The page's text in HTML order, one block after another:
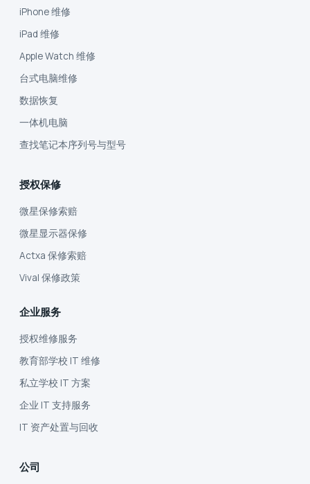
iPhone 维修
iPad 维修
Apple Watch 维修
台式电脑维修
数据恢复
一体机电脑
查找笔记本序列号与型号
授权保修
微星保修索赔
微星显示器保修
Actxa 保修索赔
Vival 保修政策
企业服务
授权维修服务
教育部学校 IT 维修
私立学校 IT 方案
企业 IT 支持服务
IT 资产处置与回收
公司